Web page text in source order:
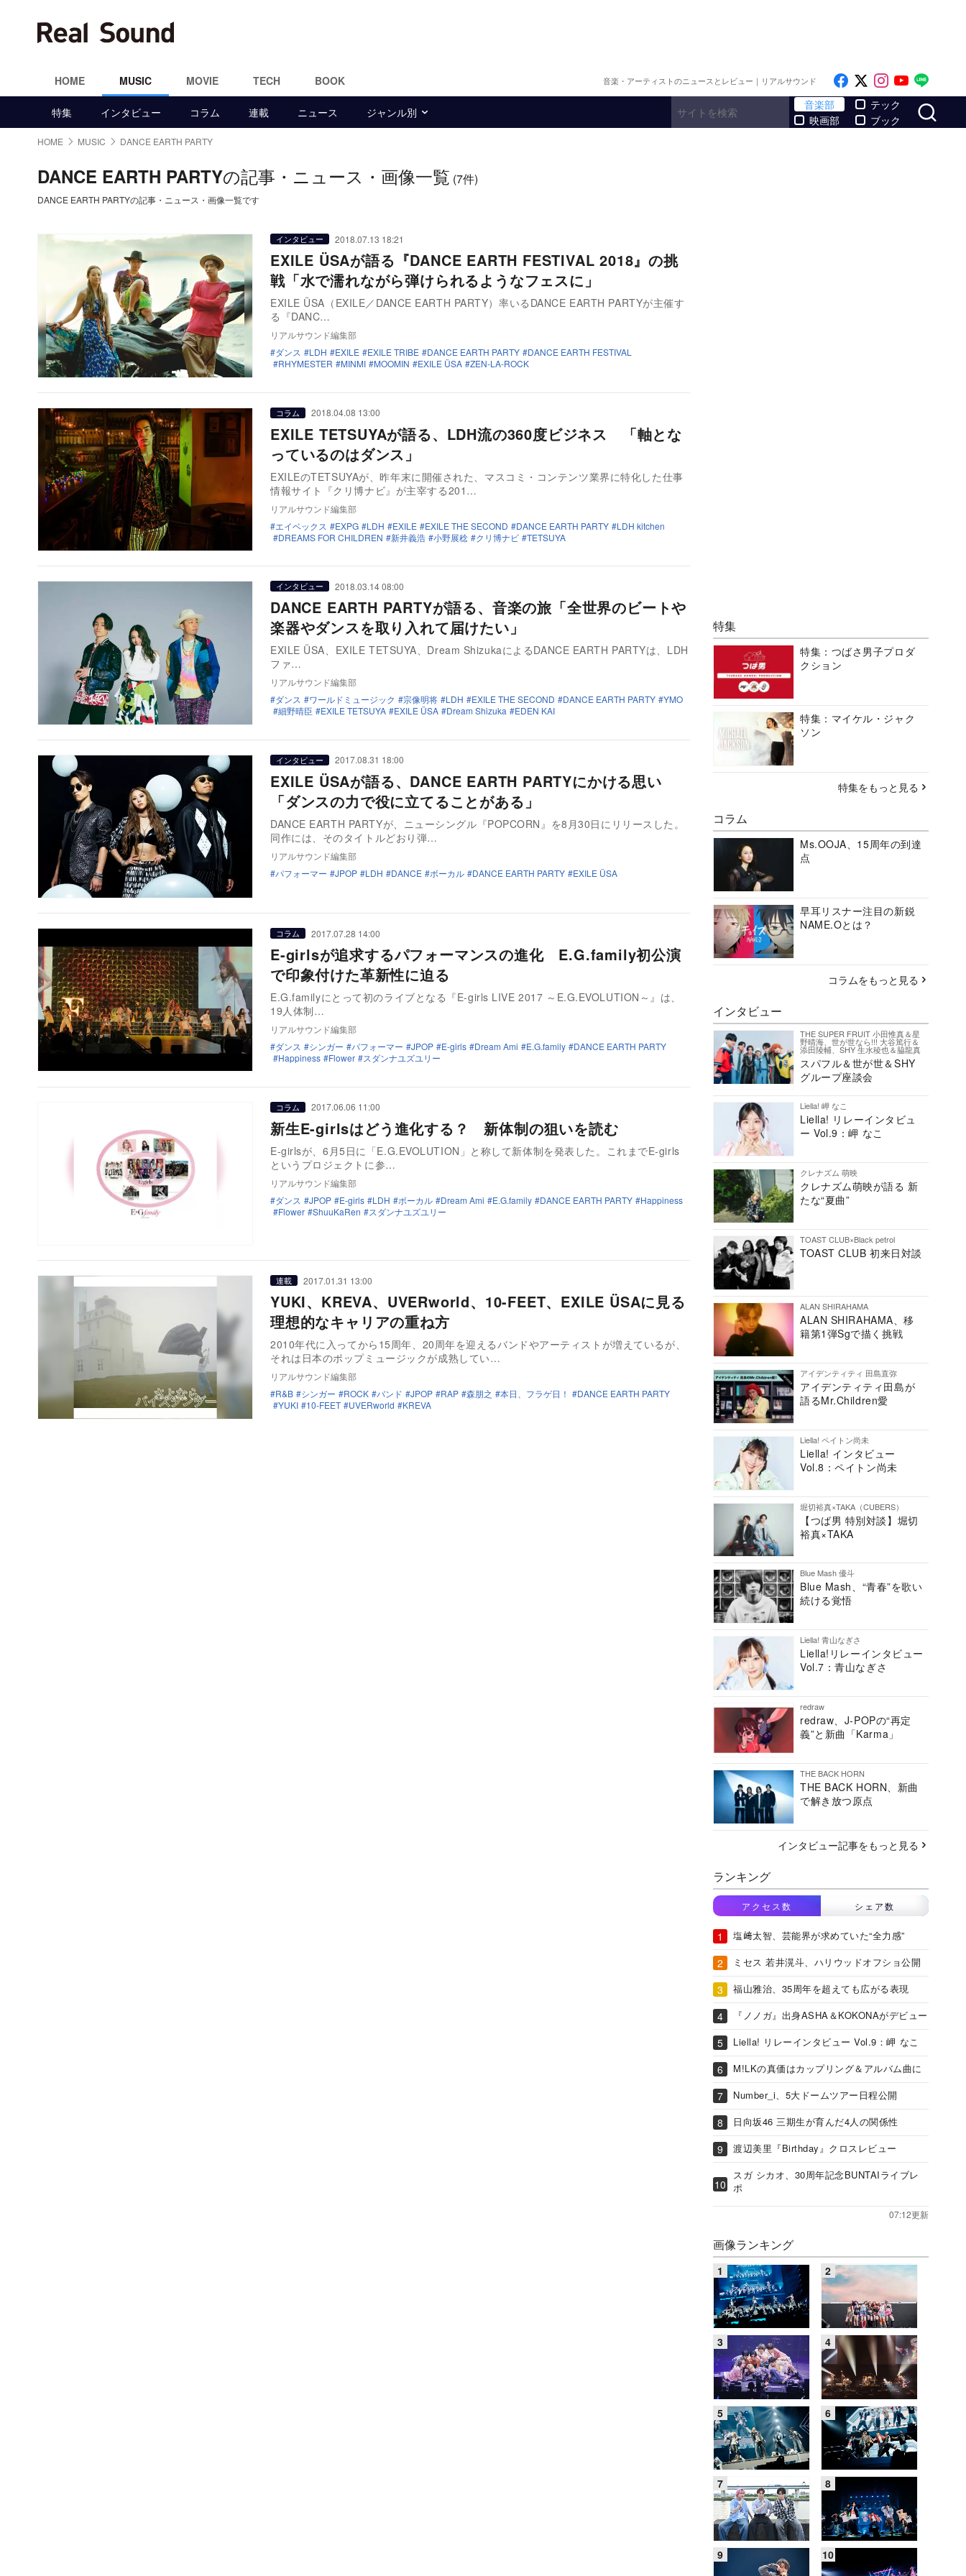
HOME MUSIC MOVIE TECH BOOK 音楽・アーティストのニュースとレビュー｜リアルサウンド Like on Facebook
Follow on x
Follow on
Follow
特集 インタビュー コラム 連載 ニュース ジャンル別
音楽部
映画部
テック
ブック
HOME MUSIC DANCE EARTH PARTY
DANCE EARTH PARTYの記事・ニュース・画像一覧 (7件)
DANCE EARTH PARTYの記事・ニュース・画像一覧です
インタビュー 2018.07.13 18:21
EXILE ÜSAが語る『DANCE EARTH FESTIVAL 2018』の挑
戦「水で濡れながら弾けられるようなフェスに」
EXILE ÜSA（EXILE／DANCE EARTH PARTY）率いるDANCE EARTH PARTYが主催す
る『DANC…
リアルサウンド編集部
ダンス
LDH EXILE EXILE TRIBE DANCE EARTH PARTY
DANCE EARTH FESTIVAL
RHYMESTER
MINMI MOOMIN EXILE ÜSA ZEN-LA-ROCK
コラム 2018.04.08 13:00
EXILE TETSUYAが語る、LDH流の360度ビジネス 「軸とな
っているのはダンス」
EXILEのTETSUYAが、昨年末に開催された、マスコミ・コンテンツ業界に特化した仕事
情報サイト『クリ博ナビ』が主宰する201…
リアルサウンド編集部
エイベックス
EXPG LDH EXILE EXILE THE SECOND DANCE EARTH PARTY
LDH kitchen
DREAMS FOR CHILDREN
新井義浩 小野展稔 クリ博ナビ TETSUYA
インタビュー 2018.03.14 08:00
DANCE EARTH PARTYが語る、音楽の旅「全世界のビートや
楽器やダンスを取り入れて届けたい」
EXILE ÜSA、EXILE TETSUYA、Dream ShizukaによるDANCE EARTH PARTYは、LDH
ファ…
リアルサウンド編集部
ダンス
ワールドミュージック 宗像明将 LDH EXILE THE SECOND DANCE EARTH PARTY
YMO
細野晴臣
EXILE TETSUYA EXILE ÜSA Dream Shizuka EDEN KAI
インタビュー 2017.08.31 18:00
EXILE ÜSAが語る、DANCE EARTH PARTYにかける思い
「ダンスの力で役に立てることがある」
DANCE EARTH PARTYが、ニューシングル『POPCORN』を8月30日にリリースした。
同作には、そのタイトルどおり弾…
リアルサウンド編集部
パフォーマー
JPOP LDH DANCE ボーカル DANCE EARTH PARTY EXILE ÜSA
コラム 2017.07.28 14:00
E-girlsが追求するパフォーマンスの進化 E.G.family初公演
で印象付けた革新性に迫る
E.G.familyにとって初のライブとなる『E-girls LIVE 2017 ～E.G.EVOLUTION～』は、
19人体制…
リアルサウンド編集部
ダンス
シンガー パフォーマー JPOP E-girls Dream Ami E.G.family
DANCE EARTH PARTY
Happiness
Flower スダンナユズユリー
コラム 2017.06.06 11:00
新生E-girlsはどう進化する？ 新体制の狙いを読む
E-girlsが、6月5日に「E.G.EVOLUTION」と称して新体制を発表した。これまでE-girls
というプロジェクトに参…
リアルサウンド編集部
ダンス
JPOP E-girls LDH ボーカル Dream Ami E.G.family DANCE EARTH PARTY
Happiness
Flower
ShuuKaRen スダンナユズユリー
連載 2017.01.31 13:00
YUKI、KREVA、UVERworld、10-FEET、EXILE ÜSAに見る
理想的なキャリアの重ね方
2010年代に入ってから15周年、20周年を迎えるバンドやアーティストが増えているが、
それは日本のポップミュージックが成熟してい…
リアルサウンド編集部
R&B
シンガー ROCK バンド JPOP RAP 森朋之 本日、フラゲ日！
DANCE EARTH PARTY
YUKI
10-FEET UVERworld KREVA
特集
特集：つばさ男子プロダ
クション
特集：マイケル・ジャク
ソン
特集をもっと見る
コラム
Ms.OOJA、15周年の到達
点
早耳リスナー注目の新鋭
NAME.Oとは？
コラムをもっと見る
インタビュー
THE SUPER FRUIT 小田惟真＆星
野晴海、世が世なら!!! 大谷篤行＆
添田陵輔、SHY 生水稜也＆脇龍真
スパフル＆世が世＆SHY
グループ座談会
Liella! 岬 なこ
Liella! リレーインタビュ
ー Vol.9：岬 なこ
クレナズム 萌映
クレナズム萌映が語る 新
たな“夏曲”
TOAST CLUB×Black petrol
TOAST CLUB 初来日対談
ALAN SHIRAHAMA
ALAN SHIRAHAMA、移
籍第1弾Sgで描く挑戦
アイデンティティ 田島直弥
アイデンティティ田島が
語るMr.Children愛
Liella! ペイトン尚未
Liella! インタビュー
Vol.8：ペイトン尚未
堀切裕真×TAKA（CUBERS）
【つば男 特別対談】堀切
裕真×TAKA
Blue Mash 優斗
Blue Mash、“青春”を歌い
続ける覚悟
Liella! 青山なぎさ
Liella!リレーインタビュー
Vol.7：青山なぎさ
redraw
redraw、J-POPの“再定
義”と新曲「Karma」
THE BACK HORN
THE BACK HORN、新曲
で解き放つ原点
インタビュー記事をもっと見る
ランキング
アクセス数 シェア数
塩﨑太智、芸能界が求めていた“全力感”
ミセス 若井滉斗、ハリウッドオフショ公開
福山雅治、35周年を超えても広がる表現
『ノノガ』出身ASHA＆KOKONAがデビュー
Liella! リレーインタビュー Vol.9：岬 なこ
M!LKの真価はカップリング＆アルバム曲に
Number_i、5大ドームツアー日程公開
日向坂46 三期生が育んだ4人の関係性
渡辺美里『Birthday』クロスレビュー
スガ シカオ、30周年記念BUNTAIライブレ
ポ
07:12更新
画像ランキング